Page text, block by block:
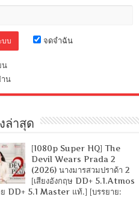
จดจำฉัน
น
น
ล่าสุด
[1080p Super HQ] The
Devil Wears Prada 2
(2026) นางมารสวมปราด้า 2
[เสียงอังกฤษ DD+ 5.1.Atmos
DD+ 5.1 Master แท้.] [บรรยาย: